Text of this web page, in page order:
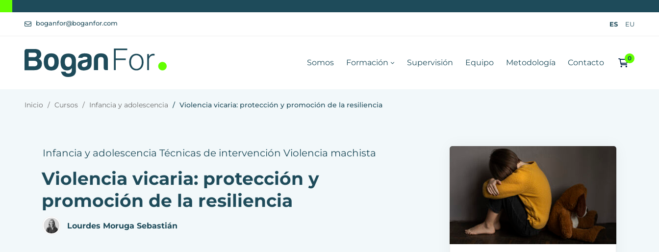
boganfor@boganfor.com ES EU
Somos Formación Supervisión Equipo Metodología Contacto
Inicio Cursos Infancia y adolescencia Violencia vicaria: protección y promoción de la resiliencia
Infancia y adolescencia Técnicas de intervención Violencia machista
Violencia vicaria: protección y
promoción de la resiliencia
Lourdes Moruga Sebastián